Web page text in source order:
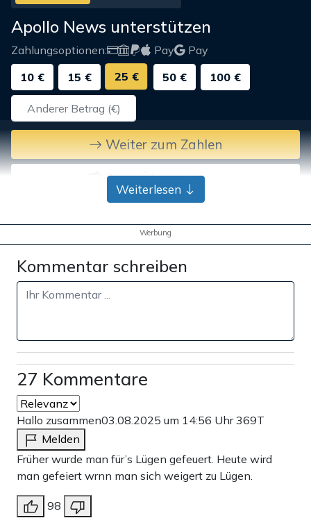
Apollo News unterstützen
Zahlungsoptionen: Pay
Pay
10 €
15 € 25 € 50 € 100 €
Weiter zum Zahlen
Bank-Überweisung
Weiterlesen
Werbung
Kommentar schreiben
27 Kommentare
Hallo zusammen03.08.2025 um 14:56 Uhr369T
Melden
Früher wurde man für’s Lügen gefeuert. Heute wird
man gefeiert wrnn man sich weigert zu Lügen.
98